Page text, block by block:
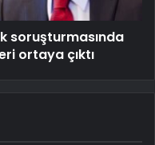
soruşturmasında
ortaya çıktı